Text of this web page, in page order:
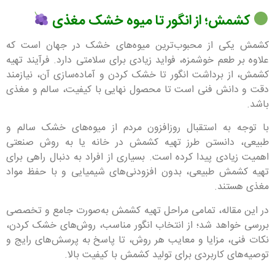
کشمش؛ از انگور تا میوه خشک مغذی
کشمش یکی از محبوب‌ترین میوه‌های خشک در جهان است که
علاوه بر طعم خوشمزه، فواید زیادی برای سلامتی دارد. فرآیند تهیه
کشمش، از برداشت انگور تا خشک کردن و آماده‌سازی آن، نیازمند
دقت و دانش فنی است تا محصول نهایی با کیفیت، سالم و مغذی
باشد.
با توجه به استقبال روزافزون مردم از میوه‌های خشک سالم و
طبیعی، دانستن طرز تهیه کشمش در خانه یا به روش صنعتی
اهمیت زیادی پیدا کرده است. بسیاری از افراد به دنبال راهی برای
تهیه کشمش طبیعی، بدون افزودنی‌های شیمیایی و با حفظ مواد
مغذی هستند.
در این مقاله، تمامی مراحل تهیه کشمش به‌صورت جامع و تخصصی
بررسی خواهد شد؛ از انتخاب انگور مناسب، روش‌های خشک کردن،
نکات فنی، مزایا و معایب هر روش، تا پاسخ به پرسش‌های رایج و
توصیه‌های کاربردی برای تولید کشمش با کیفیت بالا.